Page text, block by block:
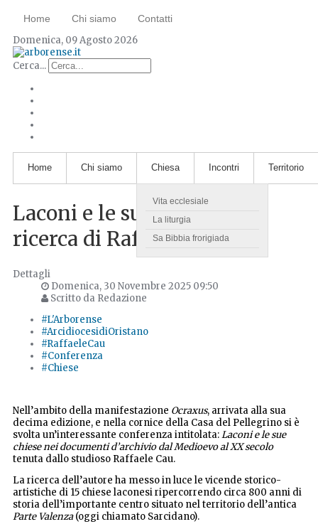
Home Chi siamo Contatti
Domenica, 09 Agosto 2026
Cerca...
Home Chi siamo Chiesa
Vita ecclesiale
La liturgia
Sa Bibbia frorigiada
Incontri Territorio
Laconi e le sue chiese: la
ricerca di Raffaele Cau
Dettagli
Domenica, 30 Novembre 2025 09:50
Scritto da Redazione
#L'Arborense
#ArcidiocesidiOristano
#RaffaeleCau
#Conferenza
#Chiese
Nell’ambito della manifestazione Ocraxus, arrivata alla sua
decima edizione, e nella cornice della Casa del Pellegrino si è
svolta un’interessante conferenza intitolata:Laconi e le sue
chiese nei documenti d’archivio dal Medioevo al XX secolo
tenuta dallo studioso Raffaele Cau.
La ricerca dell’autore ha messo in luce le vicende storico-
artistiche di 15 chiese laconesi ripercorrendo circa 800 anni di
storia dell’importante centro situato nel territorio dell’antica
Parte Valenza(oggi chiamato Sarcidano).